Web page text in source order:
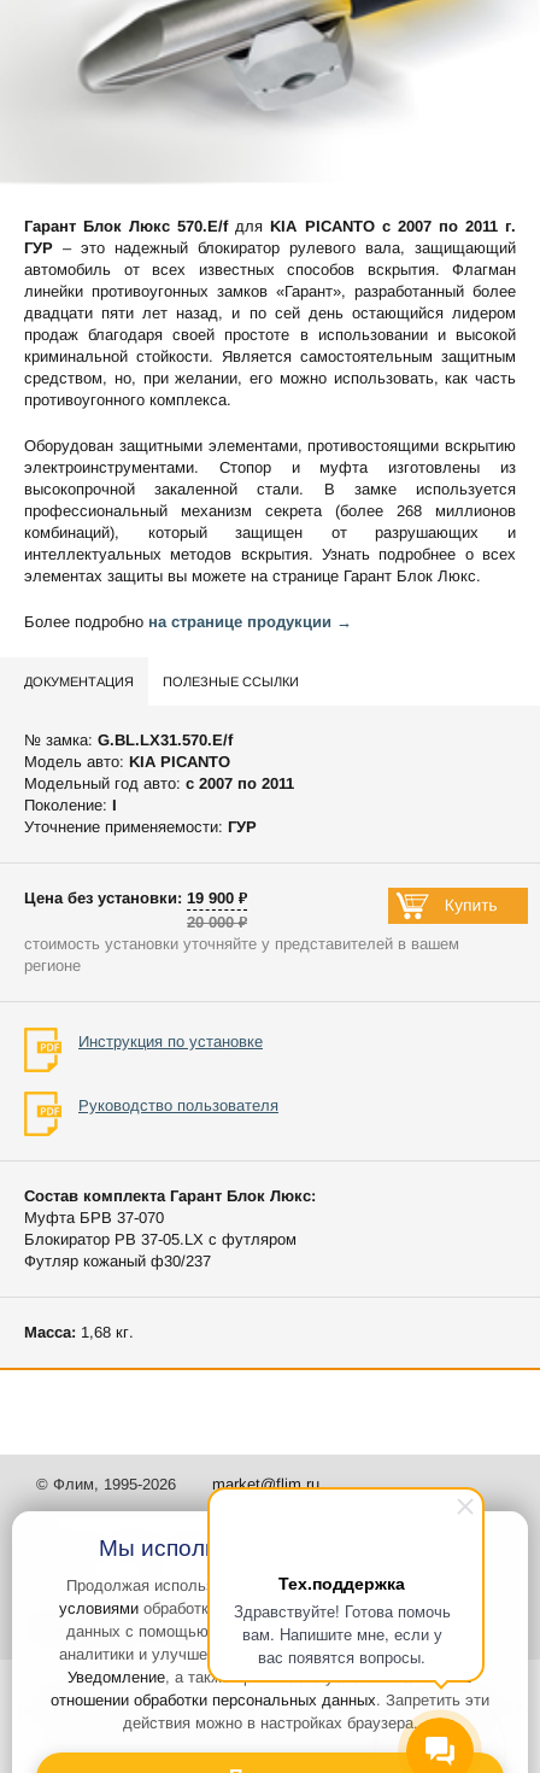
Тех.поддержка
Здравствуйте! Готова помочь
вам. Напишите мне, если у
вас появятся вопросы.
Гарант Блок Люкс 570.E/f дляKIA PICANTO c 2007 по 2011 г.
ГУР – это надежный блокиратор рулевого вала, защищающий
автомобиль от всех известных способов вскрытия. Флагман
линейки противоугонных замков «Гарант», разработанный более
двадцати пяти лет назад, и по сей день остающийся лидером
продаж благодаря своей простоте в использовании и высокой
криминальной стойкости. Является самостоятельным защитным
средством, но, при желании, его можно использовать, как часть
противоугонного комплекса.
Оборудован защитными элементами, противостоящими вскрытию
электроинструментами. Стопор и муфта изготовлены из
высокопрочной закаленной стали. В замке используется
профессиональный механизм секрета (более 268 миллионов
комбинаций), который защищен от разрушающих и
интеллектуальных методов вскрытия. Узнать подробнее о всех
элементах защиты вы можете на странице Гарант Блок Люкс.
Более подробно на странице продукции →
ДОКУМЕНТАЦИЯ ПОЛЕЗНЫЕ ССЫЛКИ
№ замка: G.BL.LX31.570.E/f
Модель авто: KIA PICANTO
Модельный год авто: c 2007 по 2011
Поколение: I
Уточнение применяемости: ГУР
Цена без установки: 19 900 ₽
20 000 ₽
стоимость установки уточняйте у представителей в вашем
регионе
Инструкция по установке
Руководство пользователя
Состав комплекта Гарант Блок Люкс:
Муфта БРВ 37-070
Блокиратор РВ 37-05.LX с футляром
Футляр кожаный ф30/237
Масса: 1,68 кг.
© Флим, 1995-2026 market@flim.ru
Задать вопрос Контакты
Интернет-сайт носит информационный характер и не является
публичной офертой, которая определяется положениями статьи 437
Гражданского кодекса РФ. Информация о характеристиках и
стоимости товаров, указанных на сайте, условия доставки может
Мы используем файлы Cookies
Продолжая использовать наш сайт, высоглашаетесь с
условиями обработки cookie-файлов и пользовательских
данных с помощью Яндекс.Метрика, необходимых для
аналитики и улучшения качества работы сайта и сервиса
Уведомление, а также принимаете условияПолитики в
отношении обработки персональных данных. Запретить эти
действия можно в настройках браузера.